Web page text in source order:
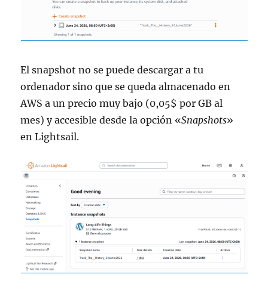
El snapshot no se puede descargar a tu
ordenador sino que se queda almacenado en
AWS a un precio muy bajo (0,05$ por GB al
mes) y accesible desde la opción «Snapshots»
en Lightsail.